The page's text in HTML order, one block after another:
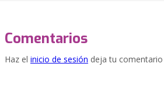
Comentarios
Haz el inicio de sesión deja tu